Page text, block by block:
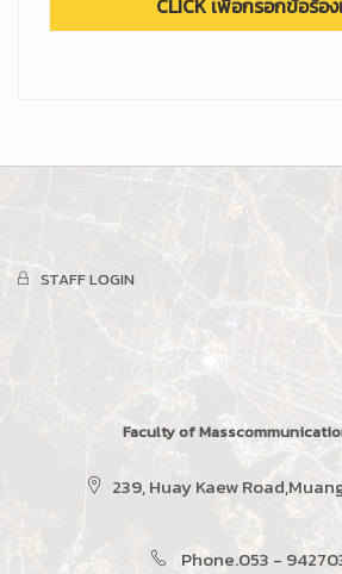
STAFF LOGIN
Faculty of
239, Huay Kaew
Phone.053 -